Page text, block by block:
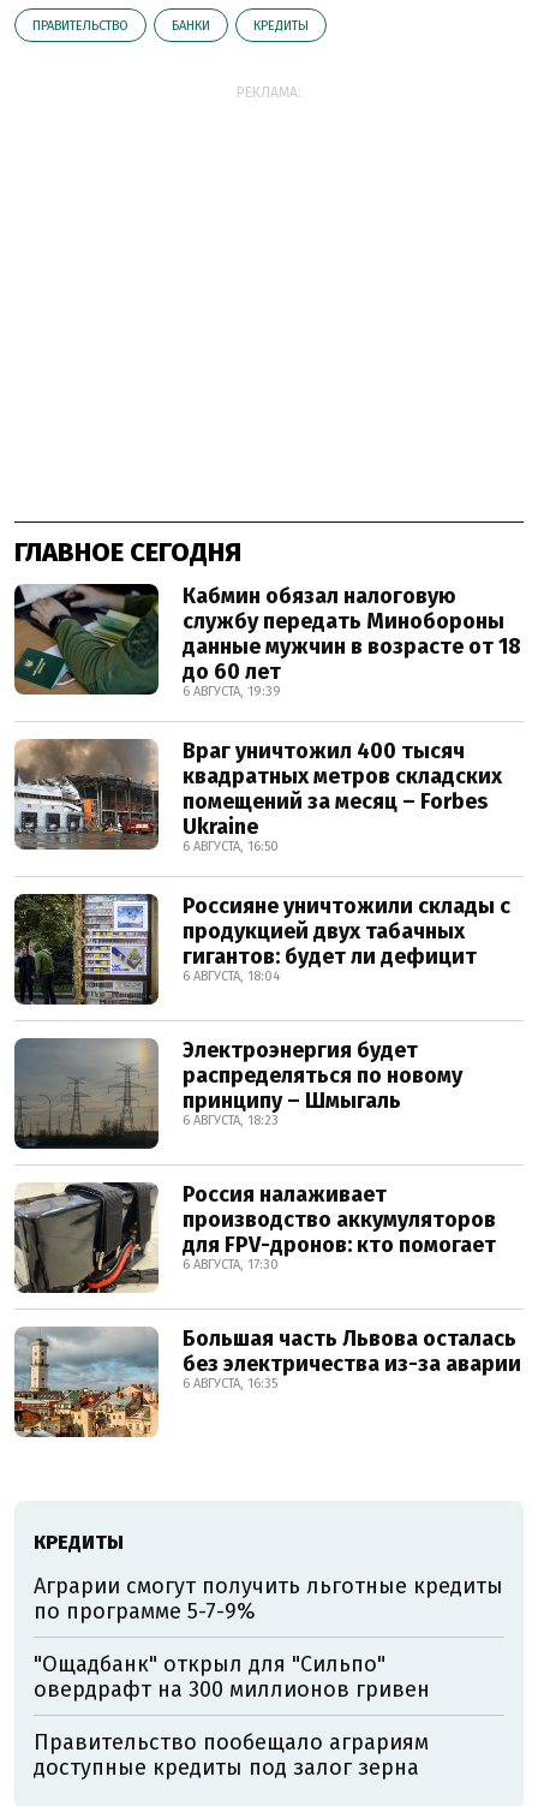
ПРАВИТЕЛЬСТВО БАНКИ КРЕДИТЫ
РЕКЛАМА:
ГЛАВНОЕ СЕГОДНЯ
Кабмин обязал налоговую
службу передать Минобороны
данные мужчин в возрасте от 18
до 60 лет
6 АВГУСТА, 19:39
Враг уничтожил 400 тысяч
квадратных метров складских
помещений за месяц – Forbes
Ukraine
6 АВГУСТА, 16:50
Россияне уничтожили склады с
продукцией двух табачных
гигантов: будет ли дефицит
6 АВГУСТА, 18:04
Электроэнергия будет
распределяться по новому
принципу – Шмыгаль
6 АВГУСТА, 18:23
Россия налаживает
производство аккумуляторов
для FPV-дронов: кто помогает
6 АВГУСТА, 17:30
Большая часть Львова осталась
без электричества из-за аварии
6 АВГУСТА, 16:35
КРЕДИТЫ
Аграрии смогут получить льготные кредиты
по программе 5-7-9%
"Ощадбанк" открыл для "Сильпо"
овердрафт на 300 миллионов гривен
Правительство пообещало аграриям
доступные кредиты под залог зерна